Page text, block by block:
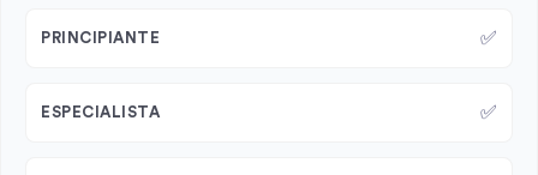
PRINCIPIANTE ✅
ESPECIALISTA ✅